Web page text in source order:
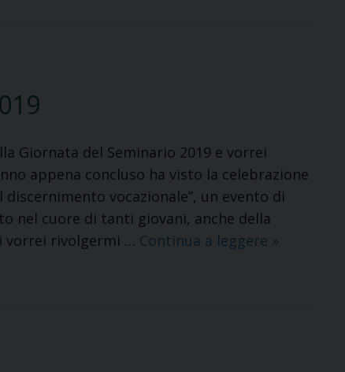
Giornata del Seminario 2019 e vorrei
appena concluso ha visto la celebrazione
discernimento vocazionale”, un evento di
nel cuore di tanti giovani, anche della
vorrei rivolgermi … Continua a leggere Giornata
»